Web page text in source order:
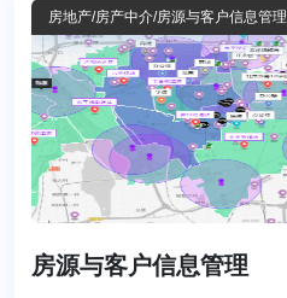
房地产/房产中介/房源与客户信息管理
房源与客户信息管理